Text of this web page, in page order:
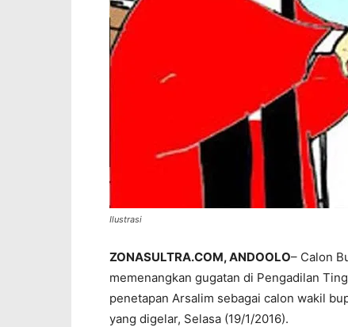
Ilustrasi
ZONASULTRA.COM, ANDOOLO– Calon
memenangkan gugatan di Pengadilan
penetapan Arsalim sebagai calon wakil
yang digelar, Selasa (19/1/2016).